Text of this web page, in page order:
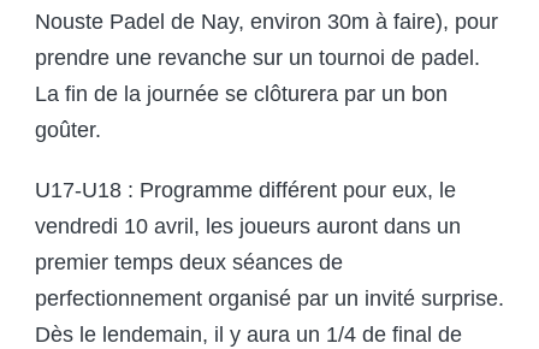
Nouste Padel de Nay, environ 30m à faire), pour
prendre une revanche sur un tournoi de padel.
La fin de la journée se clôturera par un bon
goûter.
U17-U18 : Programme différent pour eux, le
vendredi 10 avril, les joueurs auront dans un
premier temps deux séances de
perfectionnement organisé par un invité surprise.
Dès le lendemain, il y aura un 1/4 de final de